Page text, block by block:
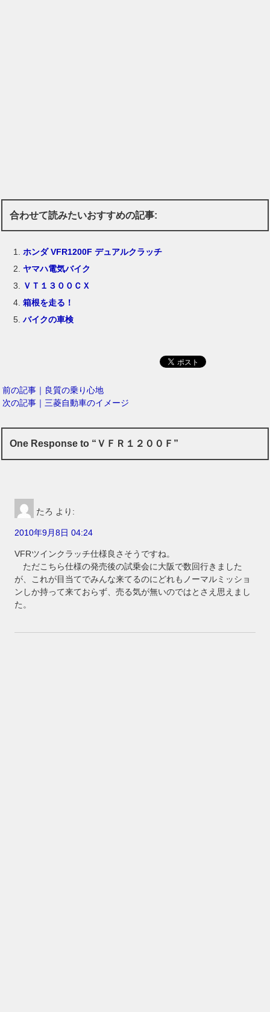
合わせて読みたいおすすめの記事:
ホンダ VFR1200F デュアルクラッチ
ヤマハ電気バイク
ＶＴ１３００ＣＸ
箱根を走る！
バイクの車検
前の記事｜良質の乗り心地
次の記事｜三菱自動車のイメージ
One Response to “ＶＦＲ１２００Ｆ”
たろ より:
2010年9月8日 04:24
VFRツインクラッチ仕様良さそうですね。
ただこちら仕様の発売後の試乗会に大阪で数回行きました
が、これが目当てでみんな来てるのにどれもノーマルミッショ
ンしか持って来ておらず、売る気が無いのではとさえ思えまし
た。